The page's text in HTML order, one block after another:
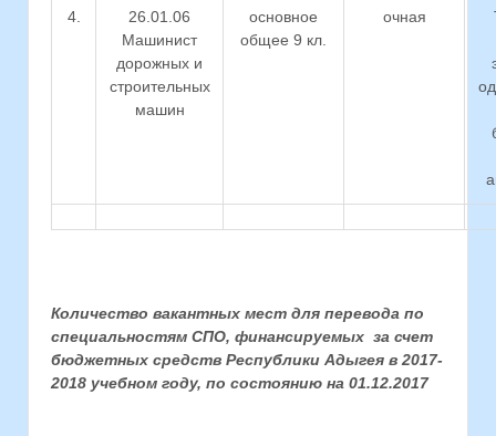
4.
26.01.06
Машинист
дорожных и
строительных
машин
основное
общее 9 кл.
очная
Количество вакантных мест для перевода по
специальностям СПО, финансируемых за счет
бюджетных средств Республики Адыгея в 2017-
2018 учебном году, по состоянию на 01.12.2017